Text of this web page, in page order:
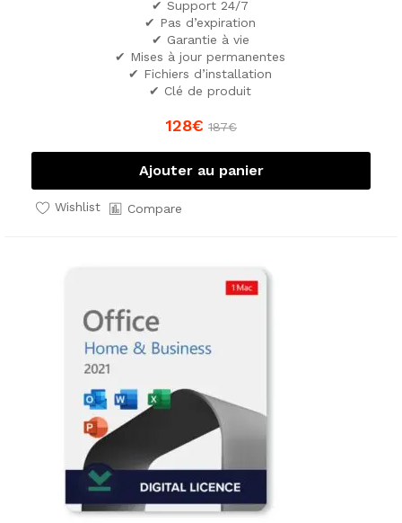
✔ Support 24/7
✔ Pas d’expiration
✔ Garantie à vie
✔ Mises à jour permanentes
✔ Fichiers d’installation
✔ Clé de produit
128€ 187€
Ajouter au panier
Wishlist Compare